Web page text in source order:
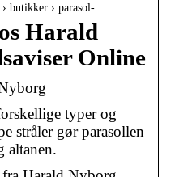
butikker › parasol-…
Harald
Online
typer og
stråler gør parasollen
altanen.